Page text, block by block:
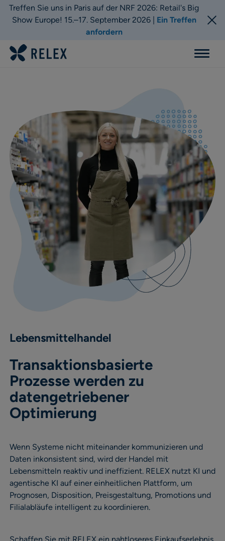
Treffen Sie uns in Paris auf der NRF 2026: Retail's Big
Show Europe! 15.–17. September 2026 | Ein Treffen
anfordern
Menu
Lebensmittelhandel
Transaktionsbasierte
Prozesse werden zu
datengetriebener
Optimierung
Wenn Systeme nicht miteinander kommunizieren und
Daten inkonsistent sind, wird der Handel mit
Lebensmitteln reaktiv und ineffizient. RELEX nutzt KI und
agentische KI auf einer einheitlichen Plattform, um
Prognosen, Disposition, Preisgestaltung, Promotions und
Filialabläufe intelligent zu koordinieren.